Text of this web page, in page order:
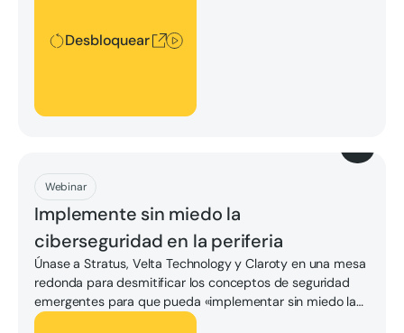
la organización.
Desbloquear
Webinar
Implemente sin miedo la
ciberseguridad en la periferia
Únase a Stratus, Velta Technology y Claroty en una mesa
redonda para desmitificar los conceptos de seguridad
emergentes para que pueda «implementar sin miedo la
ciberseguridad en la periferia».
Desbloquear
Descargar